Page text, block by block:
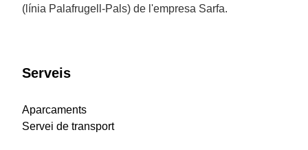
(línia Palafrugell-Pals) de l'empresa Sarfa.
Serveis
Aparcaments
Servei de transport